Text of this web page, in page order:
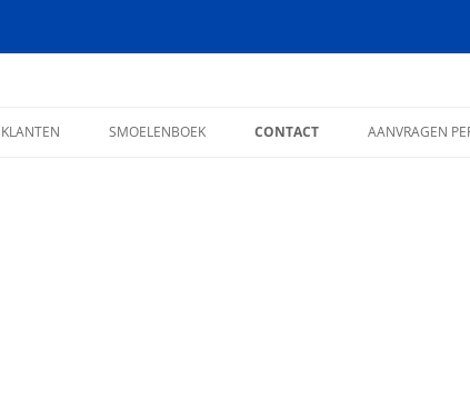
KLANTEN SMOELENBOEK CONTACT AANVRAGEN